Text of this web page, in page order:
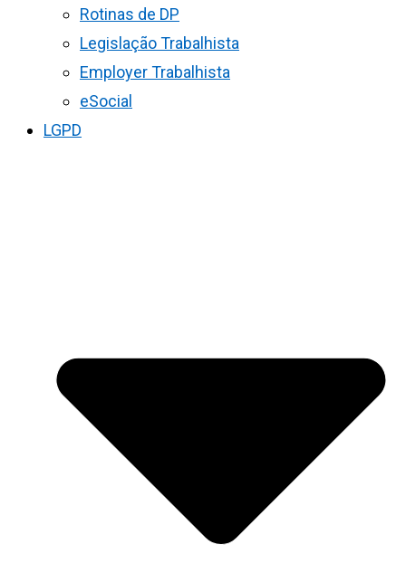
Rotinas de DP
Legislação Trabalhista
Employer Trabalhista
eSocial
LGPD